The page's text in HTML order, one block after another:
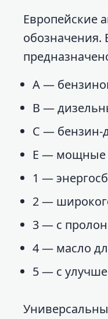
Европейские
обозначения.
A —
B —
C — бензин-
E — мощные
1 —
2 —
3 — с
4 — масло
5 — с